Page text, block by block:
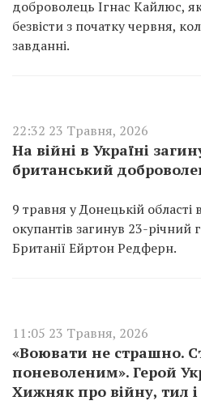
доброволець Ігнас Кайлюс,
безвісти з початку червня,
завданні.
22:32 23 Травня, 2026
На війні в Україні
британський
9 травня у Донецькій області
окупантів загинув 23-
Британії Ейртон Редферн.
11:05 23 Травня, 2026
«Воювати не страшно.
поневоленим». Герой
Хижняк про війну, тил